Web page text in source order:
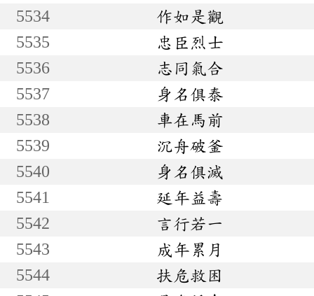
5534
作如是觀
5535
忠臣烈士
5536
志同氣合
5537
身名俱泰
5538
車在馬前
5539
沉舟破釜
5540
身名俱滅
5541
延年益壽
5542
言行若一
5543
成年累月
5544
扶危救困